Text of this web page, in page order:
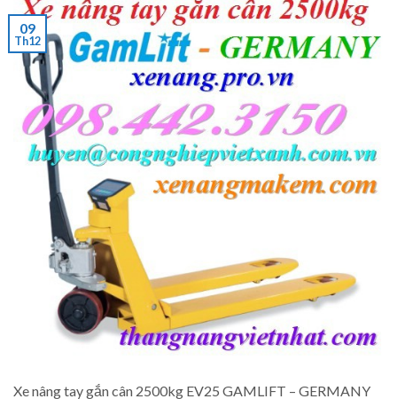
09
Th12
Xe nâng tay gắn cân 2500kg EV25 GAMLIFT – GERMANY